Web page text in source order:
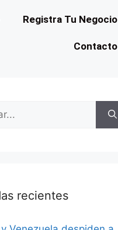
Registra Tu Negocio
Contacto
recientes